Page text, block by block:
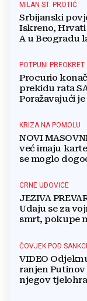
MILAN ST. PROTIĆ
Srbijanski
Iskreno,
A u Beogradu
POTPUNI PREOKRET
Procurio
prekidu rata
Poražavajući
KRIZA NA POMOLU
NOVI
već imaju
se moglo
CRNE UDOVICE
JEZIVA
Udaju se za
smrt, pokupe
ČOVJEK POD
VIDEO
ranjen Putinov
njegov